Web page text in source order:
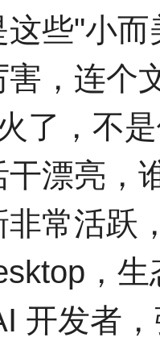
这些"小
，连个
了，不
漂亮，
非常活跃
，
开发者